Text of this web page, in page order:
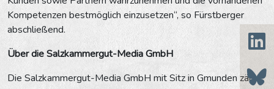
Kompetenzen bestmöglich einzusetzen“, so Fürstberger
abschließend.
Über die Salzkammergut-Media GmbH
Die Salzkammergut-Media GmbH mit Sitz in Gmunden zählt